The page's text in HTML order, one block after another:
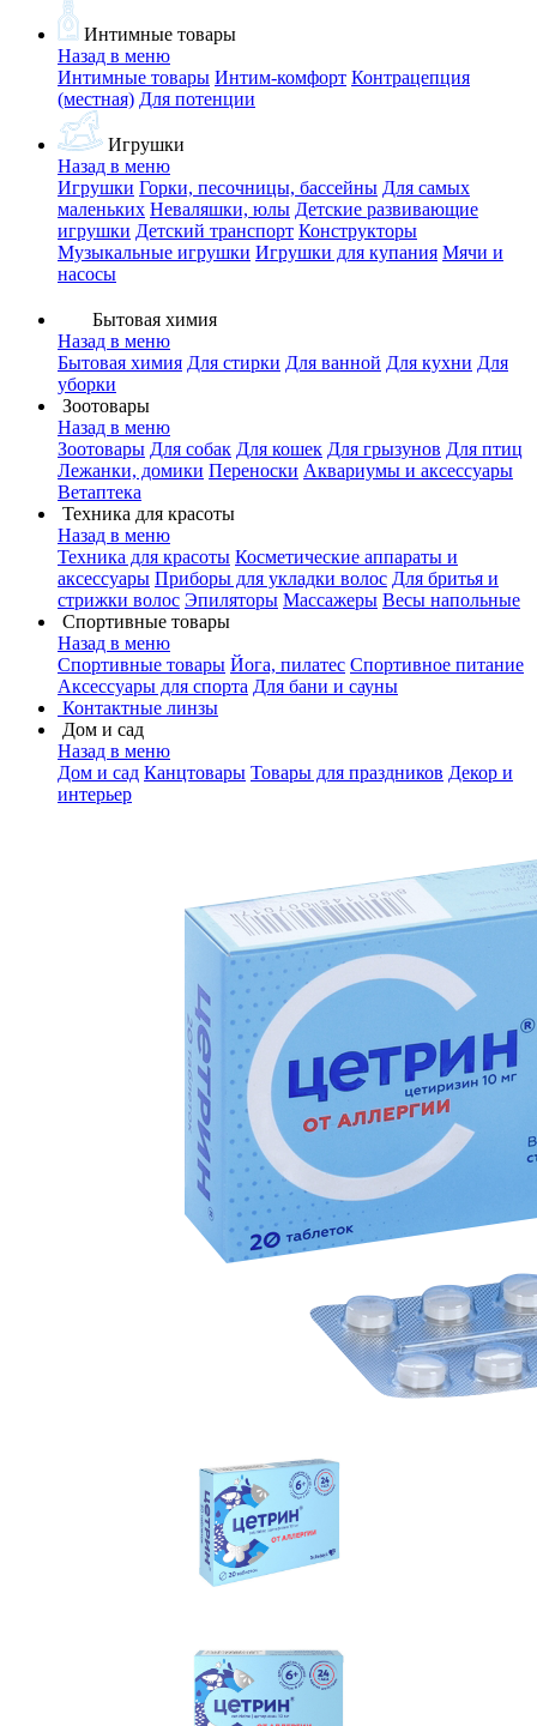
Интимные товары
Назад в меню
Интимные товары Интим-комфорт Контрацепция
(местная) Для потенции
Игрушки
Назад в меню
Игрушки Горки, песочницы, бассейны Для самых
маленьких Неваляшки, юлы Детские развивающие
игрушки Детский транспорт Конструкторы
Музыкальные игрушки Игрушки для купания Мячи и
насосы
Бытовая химия
Назад в меню
Бытовая химия Для стирки Для ванной Для кухни Для
уборки
Зоотовары
Назад в меню
Зоотовары Для собак Для кошек Для грызунов Для птиц
Лежанки, домики Переноски Аквариумы и аксессуары
Ветаптека
Техника для красоты
Назад в меню
Техника для красоты Косметические аппараты и
аксессуары Приборы для укладки волос Для бритья и
стрижки волос Эпиляторы Массажеры Весы напольные
Спортивные товары
Назад в меню
Спортивные товары Йога, пилатес Спортивное питание
Аксессуары для спорта Для бани и сауны
Контактные линзы
Дом и сад
Назад в меню
Дом и сад Канцтовары Товары для праздников Декор и
интерьер